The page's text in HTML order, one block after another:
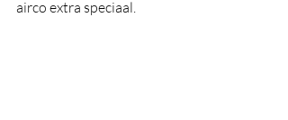
airco extra speciaal.